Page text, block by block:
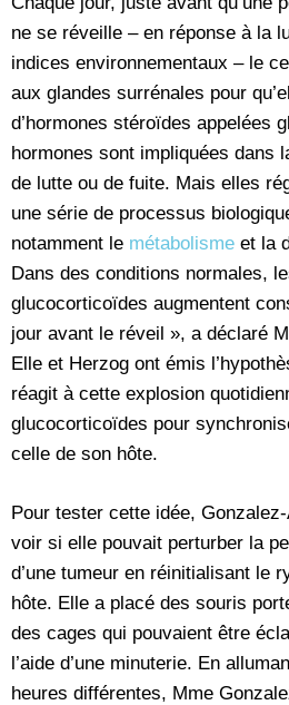
ne se réveille – en réponse à la
indices environnementaux – le
aux glandes surrénales pour
d’hormones stéroïdes appelées
hormones sont impliquées dans
de lutte ou de fuite. Mais elles
une série de processus
notamment le métabolisme et la
Dans des conditions normales,
glucocorticoïdes augmentent
jour avant le réveil », a déclaré
Elle et Herzog ont émis
réagit à cette explosion
glucocorticoïdes pour
celle de son hôte.
Pour tester cette idée,
voir si elle pouvait perturber la
d’une tumeur en réinitialisant le
hôte. Elle a placé des souris
des cages qui pouvaient être
l’aide d’une minuterie. En
heures différentes, Mme